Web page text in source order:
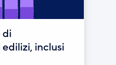
di
inclusi